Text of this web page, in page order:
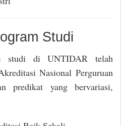
Studi
studi di UNTIDAR telah
Nasional Perguruan
predikat yang bervariasi,